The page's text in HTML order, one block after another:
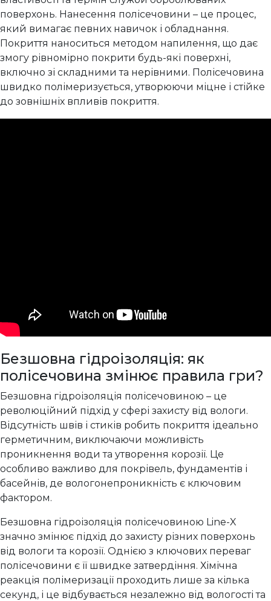
поверхонь. Нанесення полісечовини – це процес,
який вимагає певних навичок і обладнання.
Покриття наноситься методом напилення, що дає
змогу рівномірно покрити будь-які поверхні,
включно зі складними та нерівними. Полісечовина
швидко полімеризується, утворюючи міцне і стійке
до зовнішніх впливів покриття.
Безшовна гідроізоляція: як
полісечовина змінює правила гри?
Безшовна гідроізоляція полісечовиною – це
революційний підхід у сфері захисту від вологи.
Відсутність швів і стиків робить покриття ідеально
герметичним, виключаючи можливість
проникнення води та утворення корозії. Це
особливо важливо для покрівель, фундаментів і
басейнів, де вологонепроникність є ключовим
фактором.
Безшовна гідроізоляція полісечовиною Line-X
значно змінює підхід до захисту різних поверхонь
від вологи та корозії. Однією з ключових переваг
полісечовини є її швидке затвердіння. Хімічна
реакція полімеризації проходить лише за кілька
секунд, і це відбувається незалежно від вологості та